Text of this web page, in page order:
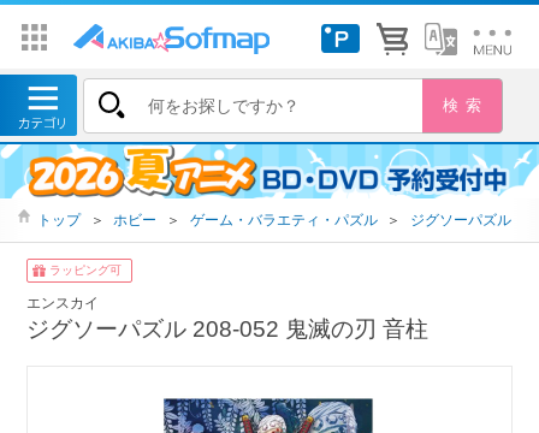
トップ ＞ ホビー ＞ ゲーム・バラエティ・パズル ＞ ジグソーパズル
ラッピング可
エンスカイ
ジグソーパズル 208-052 鬼滅の刃 音柱